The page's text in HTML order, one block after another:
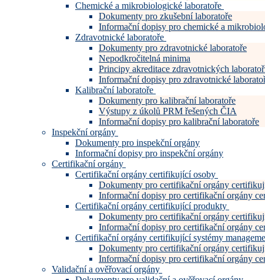
Chemické a mikrobiologické laboratoře
Dokumenty pro zkušební laboratoře
Informační dopisy pro chemické a
Zdravotnické laboratoře
Dokumenty pro zdravotnické laboratoře
Nepodkročitelná minima
Principy akreditace zdravotnických
Informační dopisy pro zdravotnické
Kalibrační laboratoře
Dokumenty pro kalibrační laboratoře
Výstupy z úkolů PRM řešených ČIA
Informační dopisy pro kalibrační laboratoře
Inspekční orgány
Dokumenty pro inspekční orgány
Informační dopisy pro inspekční orgány
Certifikační orgány
Certifikační orgány certifikující osoby
Dokumenty pro certifikační orgány
Informační dopisy pro certifikační orgány
Certifikační orgány certifikující produkty
Dokumenty pro certifikační orgány
Informační dopisy pro certifikační orgány
Certifikační orgány certifikující systémy
Dokumenty pro certifikační orgány
Informační dopisy pro certifikační orgány
Validační a ověřovací orgány